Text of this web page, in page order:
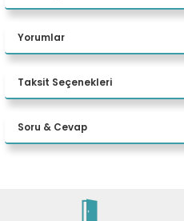
Asus
7147003290
DDR5 2 TB M.2
12GB
Yorumlar
Bu ürüne ilk
Taksit Seçenekleri
Soru & Cevap